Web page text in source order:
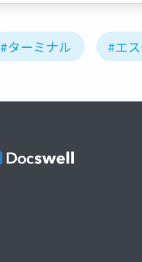
#ターミナル #エ